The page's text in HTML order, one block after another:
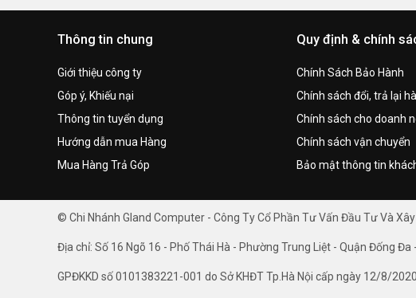
Thông tin chung
Giới thiệu công ty
Góp ý, Khiếu nại
Thông tin tuyển dụng
Hướng dẫn mua Hàng
Mua Hàng Trả Góp
Quy định & chính
Chính Sách Bảo Hành
Chính sách đổi, trả lại
Chính sách cho doanh
Chính sách vận chuyển
Bảo mật thông tin
© Chi Nhánh Gland Computer - Công Ty Cổ Phần Tư Vấn Đầu Tư Và Xây
Địa chỉ: Số 16 Ngõ 16 - Phố Thái Hà - Phường Trung Liệt - Quận Đống Đa
GPĐKKD số 0101383221-001 do Sở KHĐT Tp.Hà Nội cấp ngày 12/8/2020